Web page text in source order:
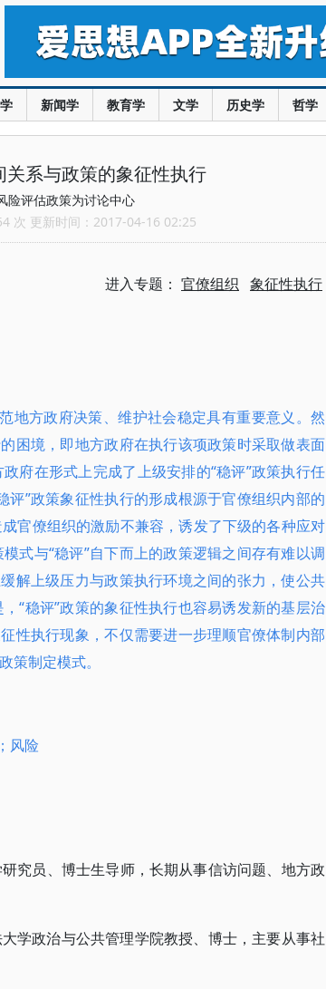
新闻学 教育学 文学 历史学 哲学
关系与政策的象征性执行
评估政策为讨论中心
次 更新时间：2017-04-16 02:25
进入专题： 官僚组织 象征性执行
地方政府决策、维护社会稳定具有重要意义。然
困境，即地方政府在执行该项政策时采取做表面
府在形式上完成了上级安排的“稳评”政策执行任
”政策象征性执行的形成根源于官僚组织内部的
官僚组织的激励不兼容，诱发了下级的各种应对
式与“稳评”自下而上的政策逻辑之间存有难以调
解上级压力与政策执行环境之间的张力，使公共
“稳评”政策的象征性执行也容易诱发新的基层治
性执行现象，不仅需要进一步理顺官僚体制内部
策制定模式。
风险
究员、博士生导师，长期从事信访问题、地方政
学政治与公共管理学院教授、博士，主要从事社